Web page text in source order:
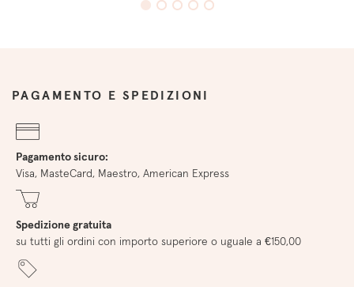
PAGAMENTO E SPEDIZIONI
Pagamento sicuro:
Visa, MasteCard, Maestro, American Express
Spedizione gratuita
su tutti gli ordini con importo superiore o uguale a €150,00